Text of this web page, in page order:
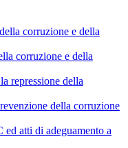
corruzione e della
corruzione e della
repressione della
della corruzione
atti di adeguamento a